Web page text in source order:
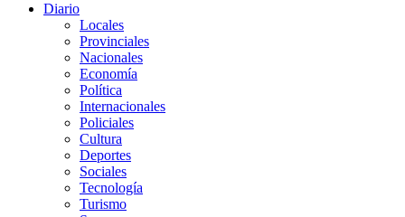
Diario
Locales
Provinciales
Nacionales
Economía
Política
Internacionales
Policiales
Cultura
Deportes
Sociales
Tecnología
Turismo